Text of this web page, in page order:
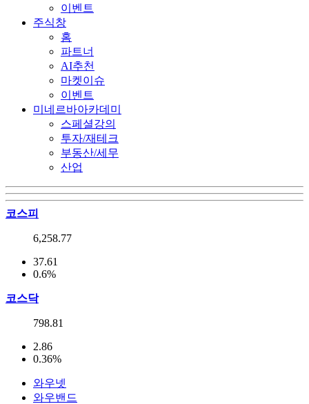
이벤트
주식창
홈
파트너
AI추천
마켓이슈
이벤트
미네르바아카데미
스페셜강의
투자/재테크
부동산/세무
산업
코스피
6,258.77
37.61
0.6%
코스닥
798.81
2.86
0.36%
와우넷
와우밴드